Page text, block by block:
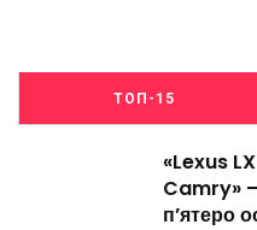
ТОП-15
«Lexus
Camry»
п’ятеро